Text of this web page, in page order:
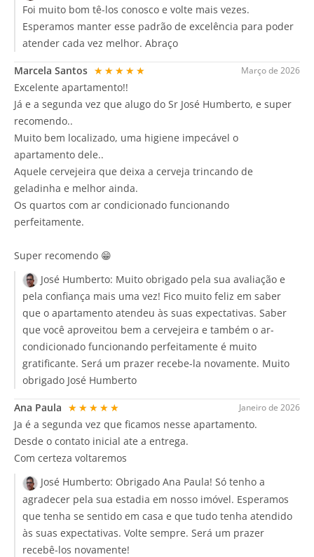
Foi muito bom tê-los conosco e volte mais vezes.
Esperamos manter esse padrão de excelência para poder
atender cada vez melhor. Abraço
Março de 2026
Marcela Santos ★★★★★
Excelente apartamento!!
Já e a segunda vez que alugo do Sr José Humberto, e super
recomendo..
Muito bem localizado, uma higiene impecável o
apartamento dele..
Aquele cervejeira que deixa a cerveja trincando de
geladinha e melhor ainda.
Os quartos com ar condicionado funcionando
perfeitamente.
Super recomendo 😁
José Humberto: Muito obrigado pela sua avaliação e
pela confiança mais uma vez! Fico muito feliz em saber
que o apartamento atendeu às suas expectativas. Saber
que você aproveitou bem a cervejeira e também o ar-
condicionado funcionando perfeitamente é muito
gratificante. Será um prazer recebe-la novamente. Muito
obrigado José Humberto
Janeiro de 2026
Ana Paula ★★★★★
Ja é a segunda vez que ficamos nesse apartamento.
Desde o contato inicial ate a entrega.
Com certeza voltaremos
José Humberto: Obrigado Ana Paula! Só tenho a
agradecer pela sua estadia em nosso imóvel. Esperamos
que tenha se sentido em casa e que tudo tenha atendido
às suas expectativas. Volte sempre. Será um prazer
recebê-los novamente!